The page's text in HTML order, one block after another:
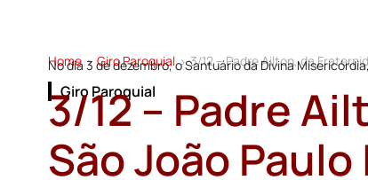
Home > Giro Paroquial > 3/12 – Padre Ailton, da
No dia 3 de dezembro, o Santuário da Divina
Giro Paroquial
3/12 – Padre
São João